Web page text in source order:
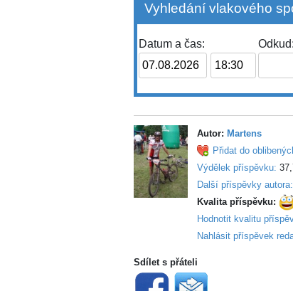
Vyhledání vlakového
Datum a čas: Odkud:
Autor: Martens
Přidat do
Výdělek příspěvku:
Další příspěvky autora:
Kvalita příspěvku:
Hodnotit kvalitu
Nahlásit příspěvek
Sdílet s přáteli